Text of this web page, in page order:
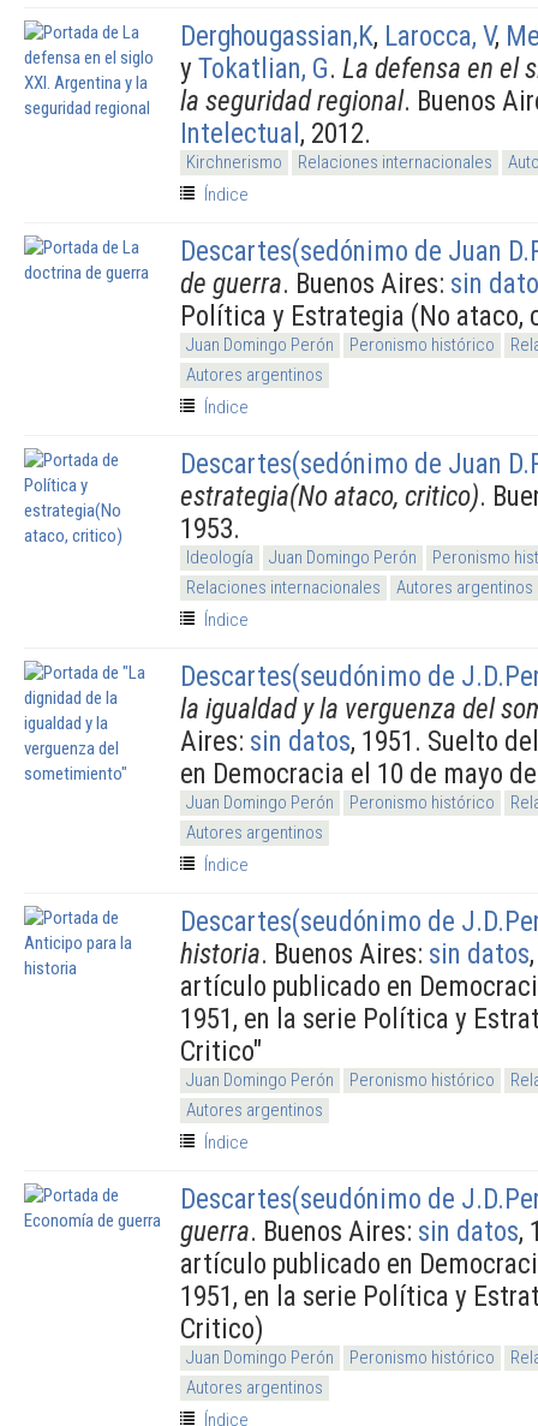
Derghougassian,K, Larocca, V,
y Tokatlian, G. La defensa en el
la seguridad regional. Buenos
Intelectual, 2012.
Kirchnerismo Relaciones internacionales
Índice
Descartes(sedónimo de Juan
de guerra. Buenos Aires: sin
Política y Estrategia (No ataco,
Juan Domingo Perón Peronismo histórico
Autores argentinos
Índice
Descartes(sedónimo de Juan
estrategia(No ataco, critico).
1953.
Ideología Juan Domingo Perón
Peronismo
Relaciones internacionales
Autores argentinos
Índice
Descartes(seudónimo de
la igualdad y la verguenza del
Aires: sin datos, 1951. Suelto
en Democracia el 10 de mayo
Juan Domingo Perón Peronismo histórico
Autores argentinos
Índice
Descartes(seudónimo de
historia. Buenos Aires: sin datos
artículo publicado en
1951, en la serie Política y
Critico"
Juan Domingo Perón Peronismo histórico
Autores argentinos
Índice
Descartes(seudónimo de
guerra. Buenos Aires: sin datos,
artículo publicado en
1951, en la serie Política y
Critico)
Juan Domingo Perón Peronismo histórico
Autores argentinos
Índice